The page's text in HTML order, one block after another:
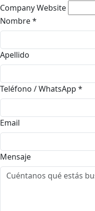
Company Website
Nombre*
Apellido
Teléfono / WhatsApp *
Email
Mensaje